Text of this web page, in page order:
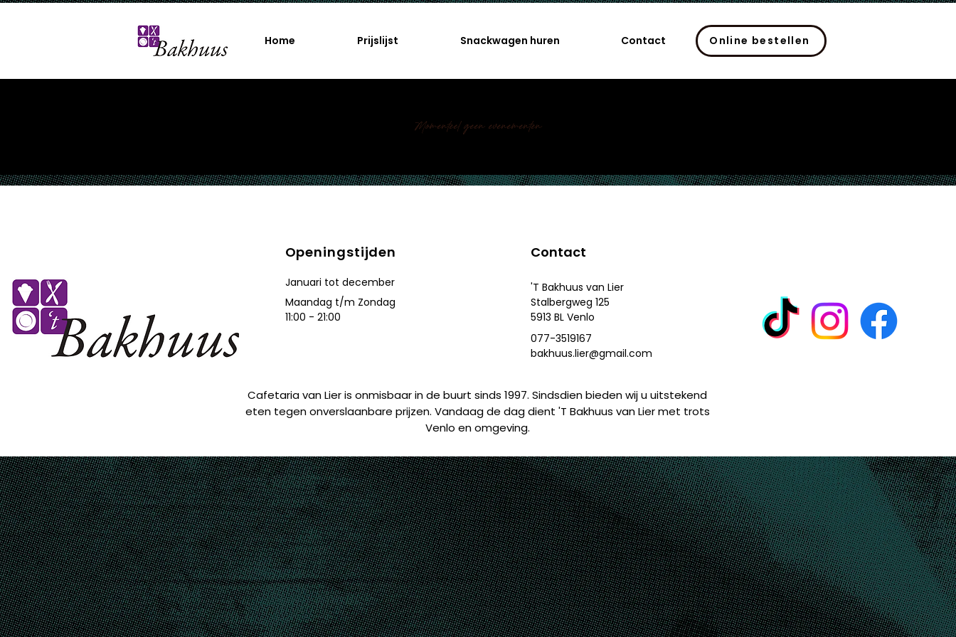
Home Prijslijst Snackwagen huren Contact Online bestellen
Momenteel geen evenementen
Openingstijden
Januari tot december
Maandag t/m Zondag
11:00 - 21:00
Contact
'T Bakhuus van Lier
Stalbergweg 125
5913 BL Venlo
077-3519167
bakhuus.lier@gmail.com
Cafetaria van Lier is onmisbaar in de buurt sinds 1997. Sindsdien bieden wij u uitstekend
eten tegen onverslaanbare prijzen. Vandaag de dag dient 'T Bakhuus van Lier met trots
Venlo en omgeving.